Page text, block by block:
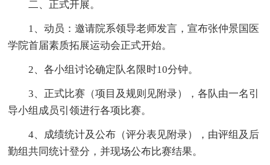
二、正式开展。
1、动员：邀请院系领导老师发言，宣布张仲景国医
学院首届素质拓展运动会正式开始。
2、各小组讨论确定队名限时10分钟。
3、正式比赛（项目及规则见附录），各队由一名引
导小组成员引领进行各项比赛。
4、成绩统计及公布（评分表见附录），由评组及后
勤组共同统计登分，并现场公布比赛结果。